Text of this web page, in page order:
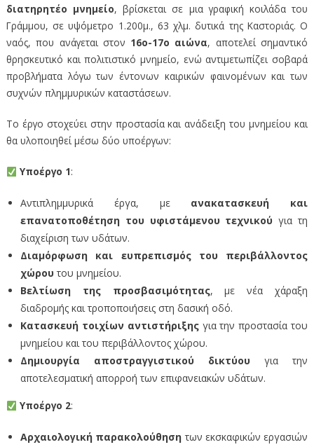
διατηρητέο μνημείο, βρίσκεται σε μια γραφική κοιλάδα του
Γράμμου, σε υψόμετρο 1.200μ., 63 χλμ. δυτικά της Καστοριάς. Ο
ναός, που ανάγεται στον 16ο-17ο αιώνα, αποτελεί σημαντικό
θρησκευτικό και πολιτιστικό μνημείο, ενώ αντιμετωπίζει σοβαρά
προβλήματα λόγω των έντονων καιρικών φαινομένων και των
συχνών πλημμυρικών καταστάσεων.
Το έργο στοχεύει στην προστασία και ανάδειξη του μνημείου και
θα υλοποιηθεί μέσω δύο υποέργων:
Υποέργο 1:
Αντιπλημμυρικά έργα, με ανακατασκευή και
επανατοποθέτηση του υφιστάμενου τεχνικού για τη
διαχείριση των υδάτων.
Διαμόρφωση και ευπρεπισμός του περιβάλλοντος
χώρου του μνημείου.
Βελτίωση της προσβασιμότητας, με νέα χάραξη
διαδρομής και τροποποιήσεις στη δασική οδό.
Κατασκευή τοιχίων αντιστήριξηςγια την προστασία του
μνημείου και του περιβάλλοντος χώρου.
Δημιουργία αποστραγγιστικού δικτύου για την
αποτελεσματική απορροή των επιφανειακών υδάτων.
Υποέργο 2:
Αρχαιολογική παρακολούθηση των εκσκαφικών εργασιών